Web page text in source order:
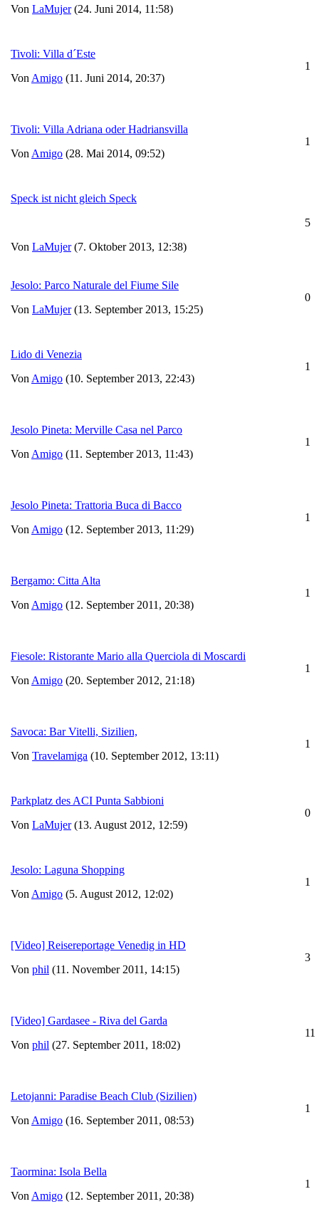
Von LaMujer(24. Juni 2014, 11:58)
Tivoli: Villa d´Este
Von Amigo (11. Juni 2014, 20:37)
1
Tivoli: Villa Adriana oder Hadriansvilla
Von Amigo (28. Mai 2014, 09:52)
1
Speck ist nicht gleich Speck
Von LaMujer(7. Oktober 2013, 12:38)
5
Jesolo: Parco Naturale del Fiume Sile
Von LaMujer(13. September 2013, 15:25)
0
Lido di Venezia
Von Amigo (10. September 2013, 22:43)
1
Jesolo Pineta: Merville Casa nel Parco
Von Amigo (11. September 2013, 11:43)
1
Jesolo Pineta: Trattoria Buca di Bacco
Von Amigo (12. September 2013, 11:29)
1
Bergamo: Citta Alta
Von Amigo (12. September 2011, 20:38)
1
Fiesole: Ristorante Mario alla Querciola di Moscardi
Von Amigo (20. September 2012, 21:18)
1
Savoca: Bar Vitelli, Sizilien,
Von Travelamiga (10. September 2012, 13:11)
1
Parkplatz des ACI Punta Sabbioni
Von LaMujer(13. August 2012, 12:59)
0
Jesolo: Laguna Shopping
Von Amigo (5. August 2012, 12:02)
1
[Video] Reisereportage Venedig in HD
Von phil (11. November 2011, 14:15)
3
[Video] Gardasee - Riva del Garda
Von phil (27. September 2011, 18:02)
11
Letojanni: Paradise Beach Club (Sizilien)
Von Amigo (16. September 2011, 08:53)
1
Taormina: Isola Bella
Von Amigo (12. September 2011, 20:38)
1